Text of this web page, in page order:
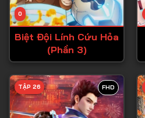
Tập 25
Tập 26
Tập 29
Tập 30
0
Biệt Đội Lính Cứu Hỏa
(Phần 3)
FHD
TẬP 26